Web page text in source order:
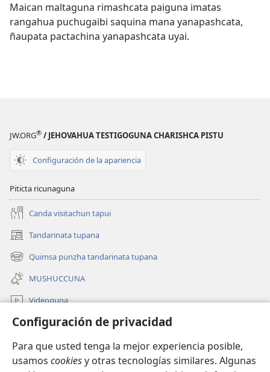
Configuración de privacidad
Para que usted tenga la mejor experiencia posible,
usamos cookiesy otras tecnologías similares. Algunas
Maican maltaguna rimashcata paiguna imatas
rangahua puchugaibi saquina mana yanapashcata,
ñaupata pactachina yanapashcata uyai.
JW.ORG® / JEHOVAHUA TESTIGOGUNA CHARISHCA PISTU
Configuración de la apariencia
Piticta ricunaguna
Canda visitachun tapui
Tandarinata tupana
(abre
una
nueva
ventana)
Quimsa punzha tandarinata tupana
(abre
una
nueva
ventana)
MUSHUCCUNA
Videoguna
JW.ORGbi mascana
Cullquita cumbirana
(abre